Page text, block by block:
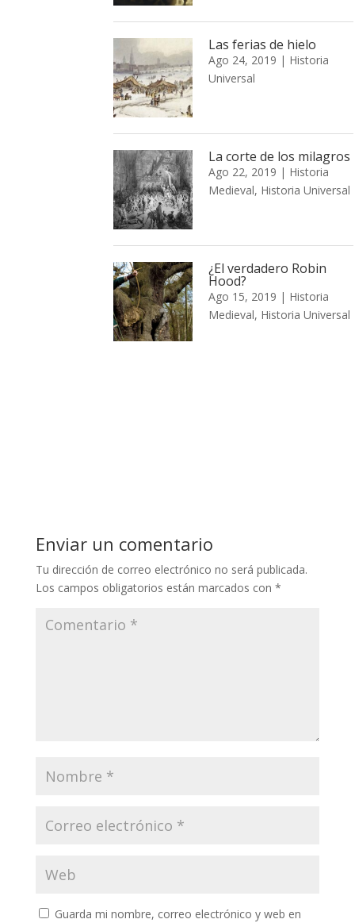
Las ferias de hielo
Ago 24, 2019 | Historia
Universal
La corte de los milagros
Ago 22, 2019 | Historia
Medieval, Historia Universal
¿El verdadero Robin
Hood?
Ago 15, 2019 | Historia
Medieval, Historia Universal
Enviar un comentario
Tu dirección de correo electrónico no será publicada.
Los campos obligatorios están marcados con *
Guarda mi nombre, correo electrónico y web en